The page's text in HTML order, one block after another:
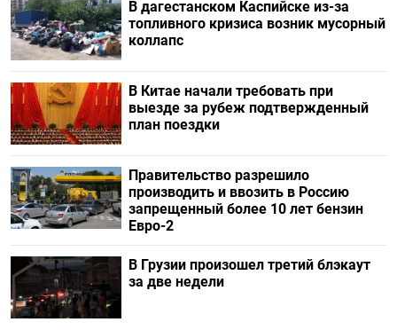
В дагестанском Каспийске из-за
топливного кризиса возник мусорный
коллапс
В Китае начали требовать при
выезде за рубеж подтвержденный
план поездки
Правительство разрешило
производить и ввозить в Россию
запрещенный более 10 лет бензин
Евро-2
В Грузии произошел третий блэкаут
за две недели